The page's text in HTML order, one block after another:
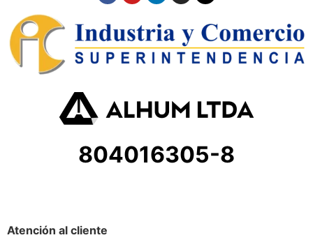
804016305-8
Atención al cliente